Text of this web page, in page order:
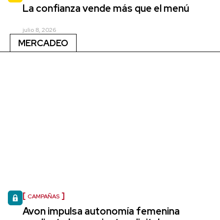
La confianza vende más que el menú
julio 8, 2026
MERCADEO
CAMPAÑAS
Avon impulsa autonomía femenina